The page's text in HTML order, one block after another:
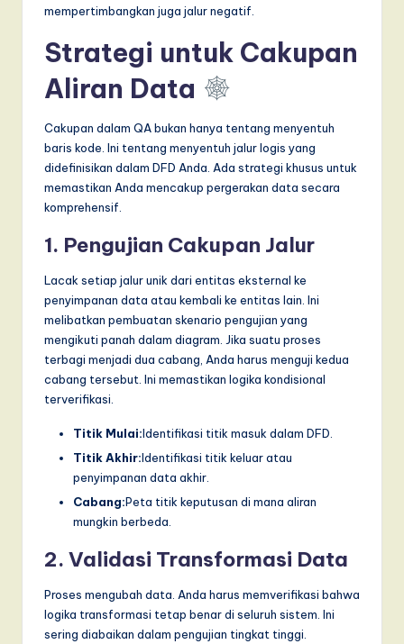
mempertimbangkan juga jalur negatif.
Strategi untuk Cakupan
Aliran Data
Cakupan dalam QA bukan hanya tentang menyentuh
baris kode. Ini tentang menyentuh jalur logis yang
didefinisikan dalam DFD Anda. Ada strategi khusus untuk
memastikan Anda mencakup pergerakan data secara
komprehensif.
1. Pengujian Cakupan Jalur
Lacak setiap jalur unik dari entitas eksternal ke
penyimpanan data atau kembali ke entitas lain. Ini
melibatkan pembuatan skenario pengujian yang
mengikuti panah dalam diagram. Jika suatu proses
terbagi menjadi dua cabang, Anda harus menguji kedua
cabang tersebut. Ini memastikan logika kondisional
terverifikasi.
Titik Mulai:Identifikasi titik masuk dalam DFD.
Titik Akhir:Identifikasi titik keluar atau
penyimpanan data akhir.
Cabang:Peta titik keputusan di mana aliran
mungkin berbeda.
2. Validasi Transformasi Data
Proses mengubah data. Anda harus memverifikasi bahwa
logika transformasi tetap benar di seluruh sistem. Ini
sering diabaikan dalam pengujian tingkat tinggi.